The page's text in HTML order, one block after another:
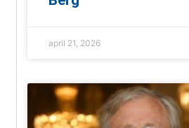
april 21, 2026